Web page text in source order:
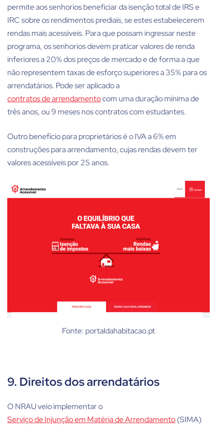
permite aos senhorios beneficiar da isenção total de IRS e
IRC sobre os rendimentos prediais, se estes estabelecerem
rendas mais acessíveis. Para que possam ingressar neste
programa, os senhorios devem praticar valores de renda
inferiores a 20% dos preços de mercado e de forma a que
não representem taxas de esforço superiores a 35% para os
arrendatários. Pode ser aplicado a
contratos de arrendamentocom uma duração mínima de
três anos, ou 9 meses nos contratos com estudantes.
Outro benefício para proprietários é o IVA a 6% em
construções para arrendamento, cujas rendas devem ter
valores acessíveis por 25 anos.
Fonte: portaldahabitacao.pt
9. Direitos dos arrendatários
O NRAU veio implementar o
Serviço de Injunção em Matéria de Arrendamento(SIMA)